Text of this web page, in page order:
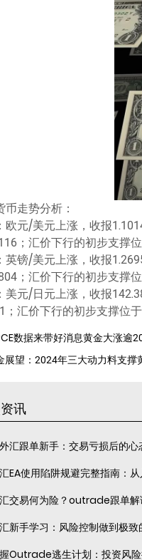
币走势分析：
欧元/美元上涨，收报
；汇价下行的初步支撑
英镑/美元上涨，收报
；汇价下行的初步支撑
美元/日元上涨，收报
；汇价下行的初步支撑位
数据来带好消息黄金大涨逾
展望：2024年三大动力料支
讯
汇跟单新手：交易亏损后的心
EA使用陷阱规避完整指南：
交易何为险？outrade跟单解
新手学习：风险控制做到极致
Outrade逃生计划：投资风